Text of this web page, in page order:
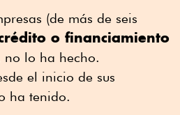
(de más de seis
o financiamiento
no lo ha hecho.
el inicio de sus
ha tenido.